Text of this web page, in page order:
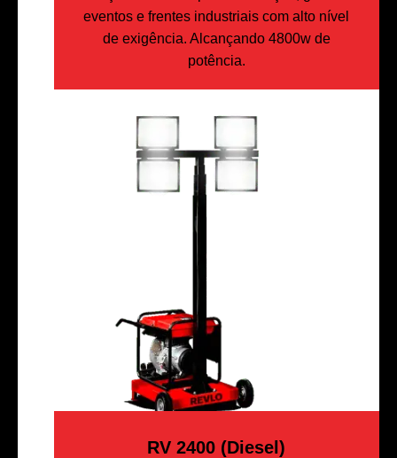
eventos e frentes industriais com alto nível
de exigência. Alcançando 4800w de
potência.
RV 2400 (Diesel)